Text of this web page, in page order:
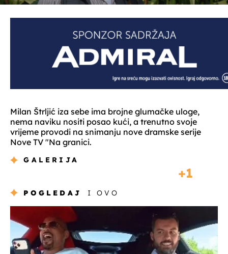
Milan Štrljić iza sebe ima brojne glumačke uloge,
nema naviku nositi posao kući, a trenutno svoje
vrijeme provodi na snimanju nove dramske serije
Nove TV "Na granici.
GALERIJA
1
POGLEDAJ I OVO